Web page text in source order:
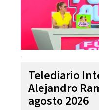
Telediario
Alejandro
agosto 2026